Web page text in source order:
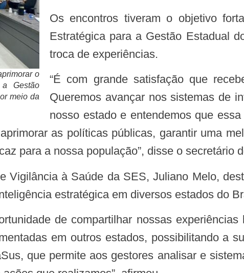
o
Gestão
meio da
Os encontros tiveram o objetivo fortalecer e aprimorar o Serviço de Inteligência
Estratégica para a Gestão Estadual
troca de experiências.
“É com grande satisfação que recebemos a visita do Conass em Mato Grosso.
Queremos avançar nos sistemas de
nosso estado e entendemos que
as políticas públicas, garantir uma
para a nossa população”, disse o secretário
estratégica em diversos estados do
em outros estados, possibilitando a
que permite aos gestores analisar e